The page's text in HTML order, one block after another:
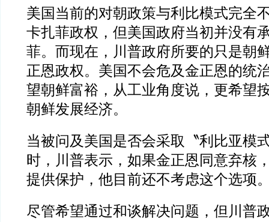
美国当前的对朝政策与利比模式完全
卡扎菲政权，但美国政府当初并没有
菲。而现在，川普政府所要的只是朝
正恩政权。美国不会危及金正恩的统
望朝鲜富裕，从工业角度说，更希望
朝鲜发展经济。
当被问及美国是否会采取〝利比亚模
时，川普表示，如果金正恩同意弃核
提供保护，他目前还不考虑这个选项
尽管希望通过和谈解决问题，但川普